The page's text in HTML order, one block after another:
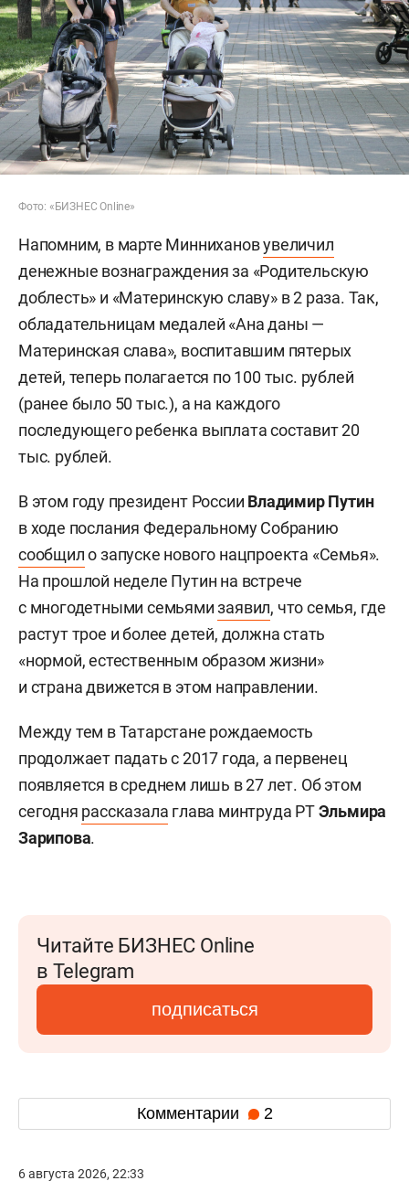
Фото: «БИЗНЕС Online»
Напомним, в марте Миннихановувеличил
денежные вознаграждения за «Родительскую
доблесть» и «Материнскую славу» в 2 раза. Так,
обладательницам медалей «Ана даны —
Материнская слава», воспитавшим пятерых
детей, теперь полагается по 100 тыс. рублей
(ранее было 50 тыс.), а на каждого
последующего ребенка выплата составит 20
тыс. рублей.
В этом году президент России Владимир Путин
в ходе послания Федеральному Собранию
сообщило запуске нового нацпроекта «Семья».
На прошлой неделе Путин на встрече
с многодетными семьямизаявил, что семья, где
растут трое и более детей, должна стать
«нормой, естественным образом жизни»
и страна движется в этом направлении.
Между тем в Татарстане рождаемость
продолжает падать с 2017 года, а первенец
появляется в среднем лишь в 27 лет. Об этом
сегодня рассказала глава минтруда РТЭльмира
Зарипова.
Читайте БИЗНЕС Online
в Telegram
подписаться
Комментарии 2
6 августа 2026, 22:33